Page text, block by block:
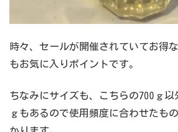
時々、セールが開催されていてお得
もお気に入りポイントです。
ちなみにサイズも、こちらの700ｇ以
ｇもあるので使用頻度に合わせたも